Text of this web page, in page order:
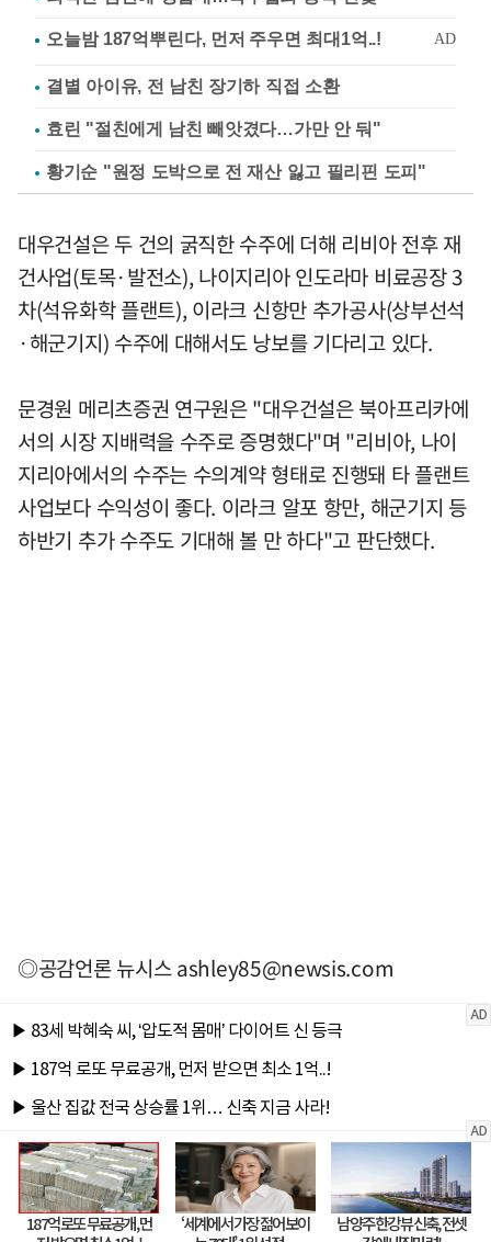
결별 아이유, 전 남친 장기하 직접 소환
효린 "절친에게 남친 빼앗겼다…가만 안 둬"
황기순 "원정 도박으로 전 재산 잃고 필리핀 도피"
대우건설은 두 건의 굵직한 수주에 더해 리비아 전후 재
건사업(토목·발전소), 나이지리아 인도라마 비료공장 3
차(석유화학 플랜트), 이라크 신항만 추가공사(상부선석
·해군기지) 수주에 대해서도 낭보를 기다리고 있다.
문경원 메리츠증권 연구원은 "대우건설은 북아프리카에
서의 시장 지배력을 수주로 증명했다"며 "리비아, 나이
지리아에서의 수주는 수의계약 형태로 진행돼 타 플랜트
사업보다 수익성이 좋다. 이라크 알포 항만, 해군기지 등
하반기 추가 수주도 기대해 볼 만 하다"고 판단했다.
◎공감언론 뉴시스ashley85@newsis.com